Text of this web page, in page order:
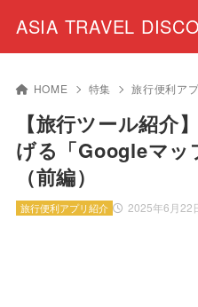
ASIA TRAVEL
HOME 特集 旅行便利ア
【旅行ツール紹介
げる「Googleマッ
（前編）
2025年6月22
旅行便利アプリ紹介